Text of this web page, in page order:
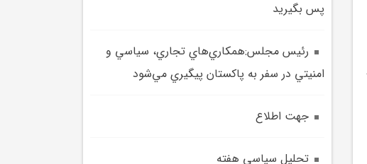
پس بگيريد
رئيس مجلس:همکاري‌هاي تجاري، سياسي و
امنيتي در سفر به پاکستان پيگيري مي‌شود
جهت اطلاع
تحلیل سیاسی هفته